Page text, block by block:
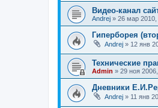
Видео-канал
Andrej » 26 мар 2010,
Гиперборея
Andrej » 12 янв
Технические
Admin » 29 ноя
Дневники
Andrej » 11 янв